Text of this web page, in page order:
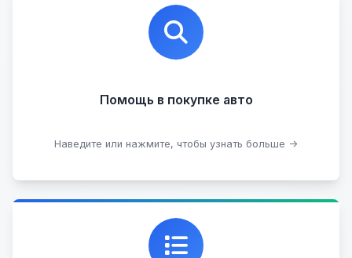
Помощь в покупке авто
Наведите или нажмите, чтобы узнать больше →
Профессиональная помощь в выборе автомобиля
на любых торговых площадках с проверкой
юридической чистоты.
Подобрать авто
Каталог проверенных автомобилей в отличном
состоянии, где вы можете найти подробную
информацию о каждом авто.